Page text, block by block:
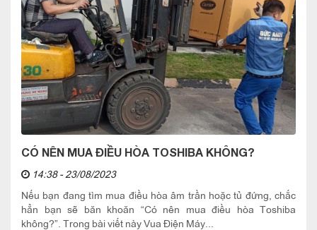
CÓ NÊN MUA ĐIỀU HÒA TOSHIBA KHÔNG?
14:38 - 23/08/2023
Nếu bạn đang tìm mua điều hòa âm trần hoặc tủ đứng, chắc
hẳn bạn sẽ băn khoăn “Có nên mua điều hòa Toshiba
không?”. Trong bài viết này Vua Điện Máy...